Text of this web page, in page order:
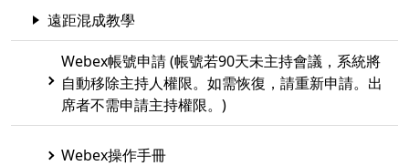
遠距混成教學
Webex帳號申請 (帳號若90天未主持會議，系統將
自動移除主持人權限。如需恢復，請重新申請。出
席者不需申請主持權限。)
Webex操作手冊